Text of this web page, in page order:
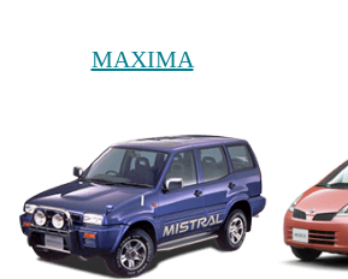
MAXIMA